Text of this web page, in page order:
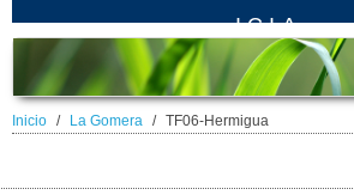
ICIA
Inicio La Gomera TF06-Hermigua